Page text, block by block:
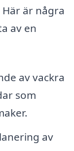
är några
av en
av vackra
som
av